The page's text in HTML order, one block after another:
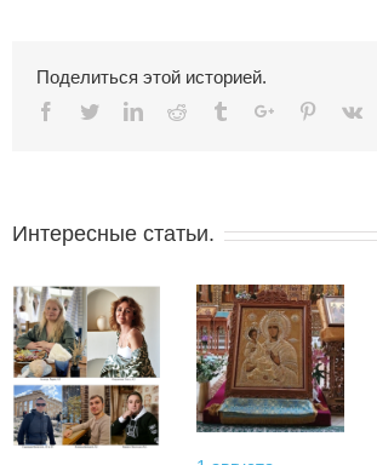
Поделиться этой историей.
Facebook
TwitterLinkedinReddit TumblrGoogle+Pinterest
Vk
Интересные статьи.